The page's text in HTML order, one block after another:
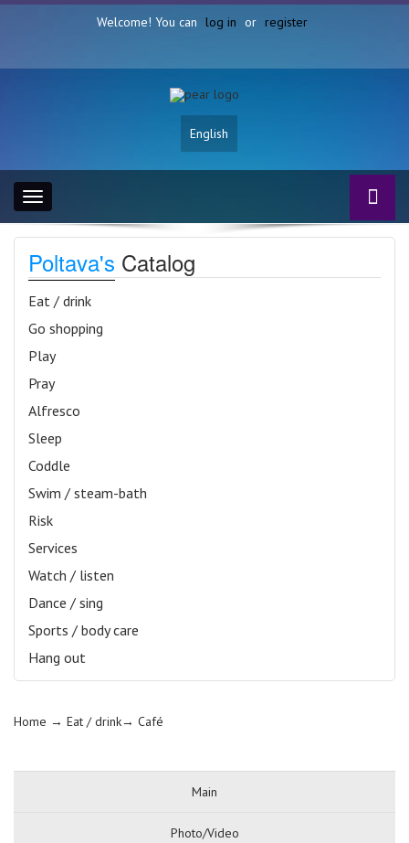
Welcome! You can log in or register
English
Toggle
navigation
Poltava's Catalog
Eat / drink
Go shopping
Play
Pray
Alfresco
Sleep
Coddle
Swim / steam-bath
Risk
Services
Watch / listen
Dance / sing
Sports / body care
Hang out
Home → Eat / drink→ Café
Main
Photo/Video